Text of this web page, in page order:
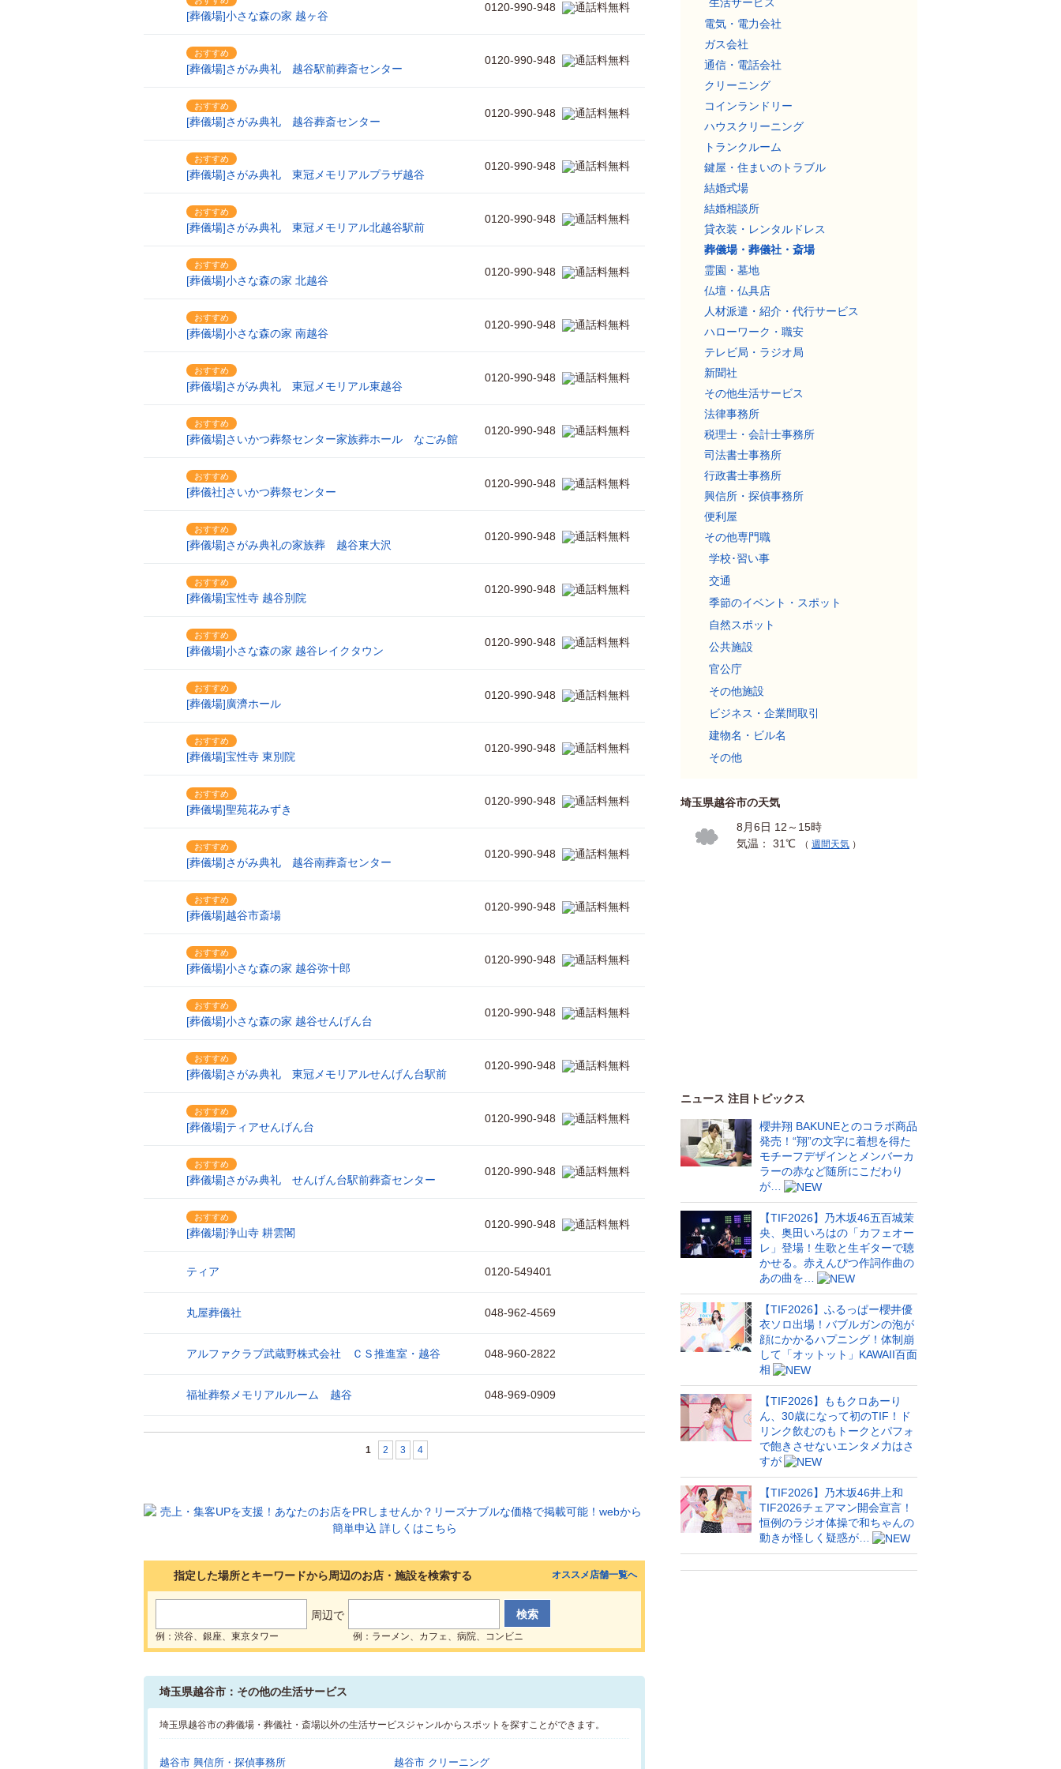
[葬儀場]小さな森の家 越ヶ谷
0120-990-948
おすすめ
[葬儀場]さがみ典礼 越谷駅前葬斎センター
0120-990-948
おすすめ
[葬儀場]さがみ典礼 越谷葬斎センター
0120-990-948
おすすめ
[葬儀場]さがみ典礼 東冠メモリアルプラザ越谷
0120-990-948
おすすめ
[葬儀場]さがみ典礼 東冠メモリアル北越谷駅前
0120-990-948
おすすめ
[葬儀場]小さな森の家 北越谷
0120-990-948
おすすめ
[葬儀場]小さな森の家 南越谷
0120-990-948
おすすめ
[葬儀場]さがみ典礼 東冠メモリアル東越谷
0120-990-948
おすすめ
[葬儀場]さいかつ葬祭センター家族葬ホール なごみ館
0120-990-948
おすすめ
[葬儀社]さいかつ葬祭センター
0120-990-948
おすすめ
[葬儀場]さがみ典礼の家族葬 越谷東大沢
0120-990-948
おすすめ
[葬儀場]宝性寺 越谷別院
0120-990-948
おすすめ
[葬儀場]小さな森の家 越谷レイクタウン
0120-990-948
おすすめ
[葬儀場]廣濟ホール
0120-990-948
おすすめ
[葬儀場]宝性寺 東別院
0120-990-948
おすすめ
[葬儀場]聖苑花みずき
0120-990-948
おすすめ
[葬儀場]さがみ典礼 越谷南葬斎センター
0120-990-948
おすすめ
[葬儀場]越谷市斎場
0120-990-948
おすすめ
[葬儀場]小さな森の家 越谷弥十郎
0120-990-948
おすすめ
[葬儀場]小さな森の家 越谷せんげん台
0120-990-948
おすすめ
[葬儀場]さがみ典礼 東冠メモリアルせんげん台駅前
0120-990-948
おすすめ
[葬儀場]ティアせんげん台
0120-990-948
おすすめ
[葬儀場]さがみ典礼 せんげん台駅前葬斎センター
0120-990-948
おすすめ
[葬儀場]浄山寺 耕雲閣
0120-990-948
ティア 0120-549401
丸屋葬儀社 048-962-4569
アルファクラブ武蔵野株式会社 ＣＳ推進室・越谷 048-960-2822
福祉葬祭メモリアルルーム 越谷 048-969-0909
1 2 3 4
指定した場所とキーワードから周辺のお店・施設を検索する
周辺で
例：渋谷、銀座、東京タワー 例：ラーメン、カフェ、病院、コンビニ
オススメ店舗一覧へ
埼玉県越谷市：その他の生活サービス
埼玉県越谷市の葬儀場・葬儀社・斎場以外の生活サービスジャンルからスポットを探すことができます。
越谷市 興信所・探偵事務所 越谷市 クリーニング
電気・電力会社
ガス会社
通信・電話会社
クリーニング
コインランドリー
ハウスクリーニング
トランクルーム
鍵屋・住まいのトラブル
結婚式場
結婚相談所
貸衣装・レンタルドレス
葬儀場・葬儀社・斎場
霊園・墓地
仏壇・仏具店
人材派遣・紹介・代行サービス
ハローワーク・職安
テレビ局・ラジオ局
新聞社
その他生活サービス
法律事務所
税理士・会計士事務所
司法書士事務所
行政書士事務所
興信所・探偵事務所
便利屋
その他専門職
学校･習い事
交通
季節のイベント・スポット
自然スポット
公共施設
官公庁
その他施設
ビジネス・企業間取引
建物名・ビル名
その他
埼玉県越谷市の天気
8月6日 12～15時
気温： 31℃
（ 週間天気 ）
ニュース 注目トピックス
櫻井翔 BAKUNEとのコラボ商品
発売！“翔”の文字に着想を得た
モチーフデザインとメンバーカ
ラーの赤など随所にこだわり
が…
【TIF2026】乃木坂46五百城茉
央、奥田いろはの「カフェオー
レ」登場！生歌と生ギターで聴
かせる。赤えんぴつ作詞作曲の
あの曲を…
【TIF2026】ふるっぱー櫻井優
衣ソロ出場！バブルガンの泡が
顔にかかるハプニング！体制崩
して「オットット」KAWAII百面
相
【TIF2026】ももクロあーり
ん、30歳になって初のTIF！ド
リンク飲むのもトークとパフォ
で飽きさせないエンタメ力はさ
すが
【TIF2026】乃木坂46井上和
TIF2026チェアマン開会宣言！
恒例のラジオ体操で和ちゃんの
動きが怪しく疑惑が…